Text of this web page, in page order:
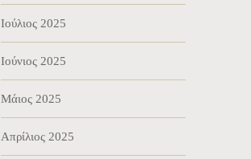
Ιούλιος 2025
Ιούνιος 2025
Μάιος 2025
Απρίλιος 2025